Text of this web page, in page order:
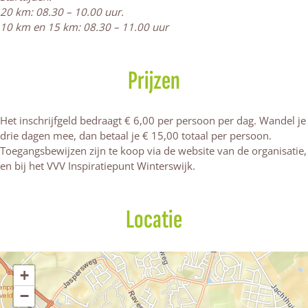
i
j
s
w
r
s
r
s
20 km: 08.30 – 10.00 uur.
10 km en 15 km: 08.30 – 11.00 uur
Prijzen
Het inschrijfgeld bedraagt € 6,00 per persoon per dag. Wandel je
drie dagen mee, dan betaal je € 15,00 totaal per persoon.
Toegangsbewijzen zijn te koop via de website van de organisatie,
en bij het VVV Inspiratiepunt Winterswijk.
Locatie
+
−